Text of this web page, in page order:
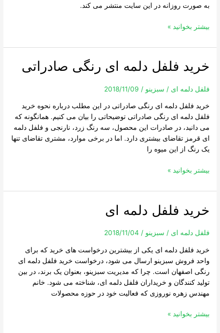
به صورت روزانه در این سایت منتشر می کند.
بیشتر بخوانید »
خرید فلفل دلمه ای رنگی صادراتی
فلفل دلمه ای / سبزینو/
2018/11/09
خرید فلفل دلمه ای رنگی صادراتی در این مطلب درباره نحوه خرید
فلفل دلمه ای رنگی صادراتی توضیحاتی را بیان می کنیم. همانگونه که
می دانید، در صادرات این محصول، سه رنگ زرد، نارنجی و فلفل دلمه
ای قرمز تقاضای بیشتری دارد. اما در برخی موارد، مشتری تقاضای تنها
یک رنگ از این میوه را
خرید
فلفل
دلمه
رنگی
صادراتی
بیشتر بخوانید »
خرید فلفل دلمه ای
فلفل دلمه ای / سبزینو/
2018/11/04
خرید فلفل دلمه ای یکی از بیشترین درخواست های خرید که برای
واحد فروش سبزینو ارسال می شود، درخواست خرید فلفل دلمه ای
رنگی اصفهان است. چرا که مدیریت سبزینو، بعنوان یک برند، در بین
تولید کنندگان و خریداران فلفل دلمه ای، شناخته می شود. خانم
مهندس زهره نوروزی که فعالیت خود در حوزه محصولات
خرید
فلفل
دلمه
بیشتر بخوانید »